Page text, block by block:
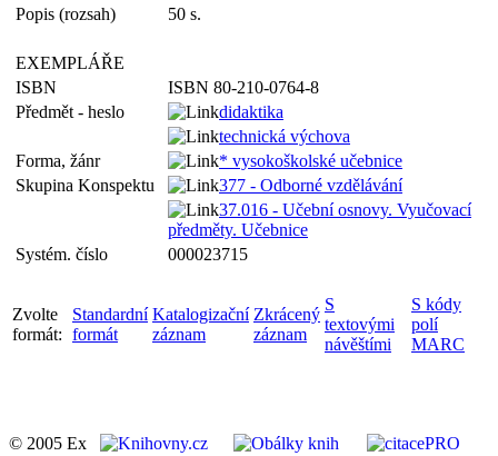
Popis (rozsah)
50 s.
EXEMPLÁŘE
ISBN
ISBN 80-210-0764-8
Předmět - heslo
didaktika
technická výchova
Forma, žánr
* vysokoškolské učebnice
Skupina Konspektu
377 - Odborné vzdělávání
37.016 - Učební osnovy. Vyučovací
předměty. Učebnice
Systém. číslo
000023715
Zvolte
formát:
Standardní
formát
Katalogizační
záznam
Zkrácený
záznam
S
textovými
návěštími
S kódy
polí
MARC
© 2005 Ex